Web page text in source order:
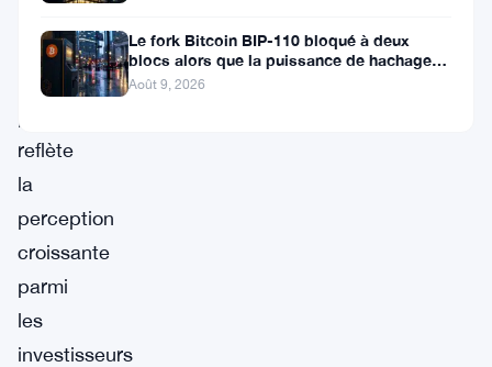
Ce
reflète
la
perception
croissante
parmi
les
investisseurs
Le fork Bitcoin BIP-110 bloqué à deux
blocs alors que la puissance de hachage
se fait rare
Août 9, 2026